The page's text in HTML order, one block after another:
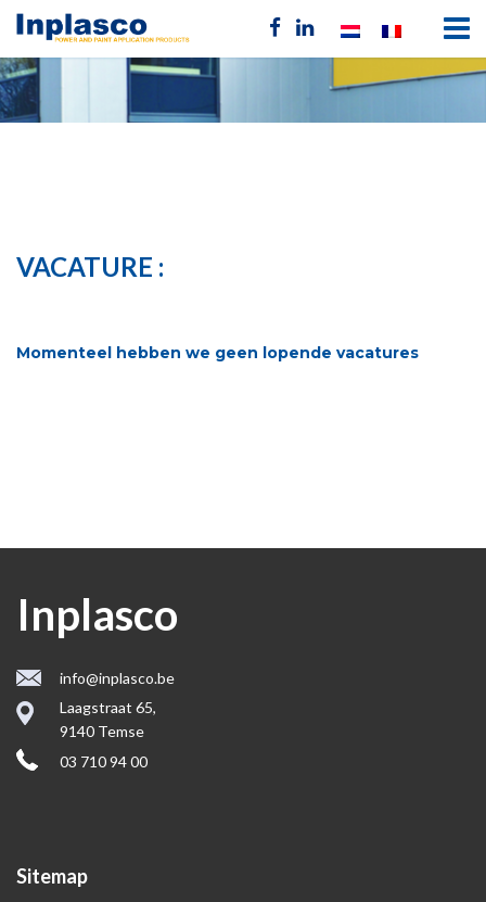
VACATURE :
Momenteel hebben we geen lopende vacatures
Inplasco
info@inplasco.be
Laagstraat 65,
9140 Temse
03 710 94 00
Sitemap